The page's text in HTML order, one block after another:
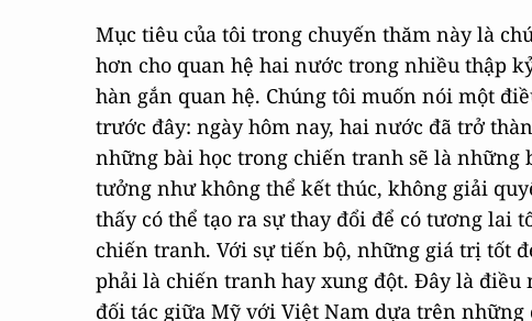
Mục tiêu của tôi trong chuyến thăm này là
hơn cho quan hệ hai nước trong nhiều thập
hàn gắn quan hệ. Chúng tôi muốn nói một
trước đây: ngày hôm nay, hai nước đã trở
những bài học trong chiến tranh sẽ là những
tưởng như không thể kết thúc, không giải
thấy có thể tạo ra sự thay đổi để có tương lai
chiến tranh. Với sự tiến bộ, những giá trị tốt
phải là chiến tranh hay xung đột. Đây là điều
đối tác giữa Mỹ với Việt Nam dựa trên